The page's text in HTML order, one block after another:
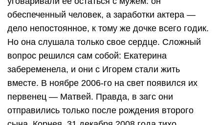
обеспеченный человек, а заработки актера —
дело непостоянное, к тому же дочке всего годик.
Но она слушала только свое сердце. Сложный
вопрос решился сам собой: Екатерина
забеременела, и они с Игорем стали жить
вместе. В ноябре 2006-го на свет появился их
первенец — Матвей. Правда, в загс они
отправились только после рождения второго